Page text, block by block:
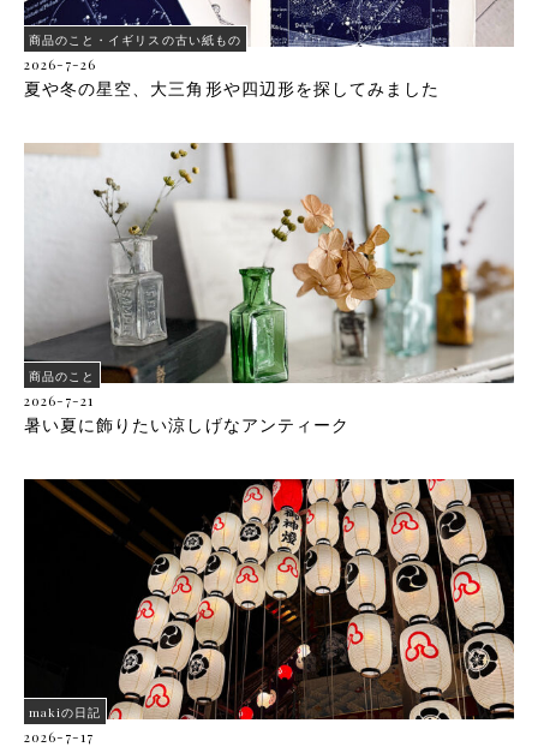
商品のこと・イギリスの古い紙もの
2026-7-26
夏や冬の星空、大三角形や四辺形を探してみました
商品のこと
2026-7-21
暑い夏に飾りたい涼しげなアンティーク
makiの日記
2026-7-17